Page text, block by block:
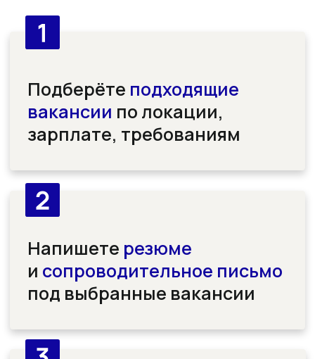
Получить консультацию
FAQ